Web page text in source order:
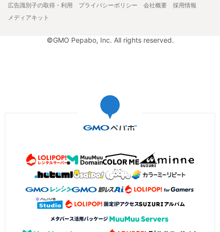
広告識別子の取得・利用
プライバシーポリシー 会社概要
採用情報
メディアキット
©GMO Pepabo, Inc. All rights reserved.